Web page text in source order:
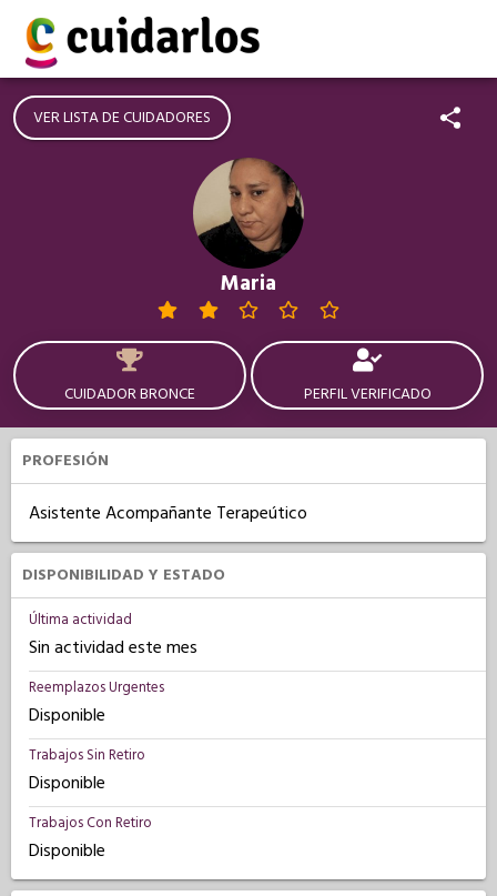
VER LISTA DE CUIDADORES
Maria
CUIDADOR BRONCE PERFIL VERIFICADO
PROFESIÓN
Asistente Acompañante Terapeútico
DISPONIBILIDAD Y ESTADO
Última actividad
Sin actividad este mes
Reemplazos Urgentes
Disponible
Trabajos Sin Retiro
Disponible
Trabajos Con Retiro
Disponible